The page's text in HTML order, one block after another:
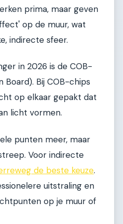
prima, maar geven
op de muur, wat
indirecte sfeer.
in 2026 is de COB-
Board). Bij COB-chips
op elkaar gepakt dat
licht vormen.
punten meer, maar
Voor indirecte
de beste keuze.
uitstraling en
op je muur of